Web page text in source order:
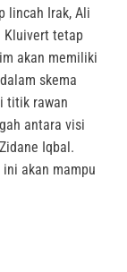
lincah Irak, Ali
Kluivert tetap
akan memiliki
skema
titik rawan
antara visi
Iqbal.
akan mampu